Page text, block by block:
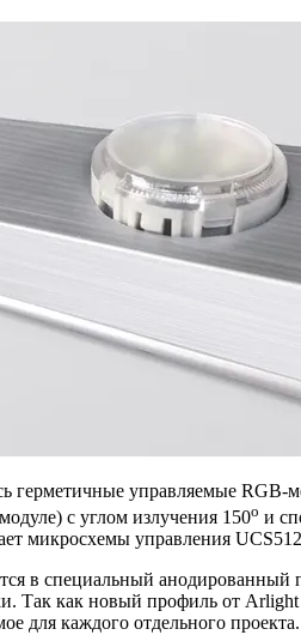
герметичные управляемые RGB-
с углом излучения 150o и
микросхемы управления
в специальный анодированный
Так как новый профиль от Arlight
для каждого отдельного